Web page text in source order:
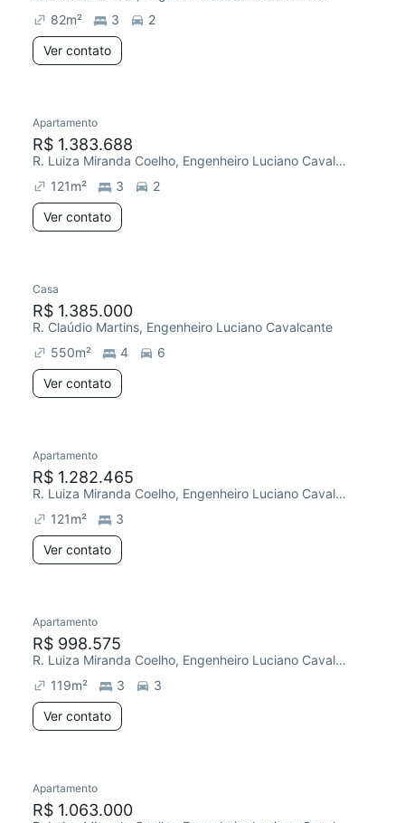
82m² 3
2
Ver contato
Apartamento
R$ 1.383.688
R. Luiza Miranda Coelho, Engenheiro Luciano Cavalcante
121m² 3
2
Ver contato
Casa
R$ 1.385.000
R. Claúdio Martins, Engenheiro Luciano Cavalcante
550m² 4
6
Ver contato
Apartamento
R$ 1.282.465
R. Luiza Miranda Coelho, Engenheiro Luciano Cavalcante
121m²
3
Ver contato
Apartamento
R$ 998.575
R. Luiza Miranda Coelho, Engenheiro Luciano Cavalcante
119m² 3
3
Ver contato
Apartamento
R$ 1.063.000